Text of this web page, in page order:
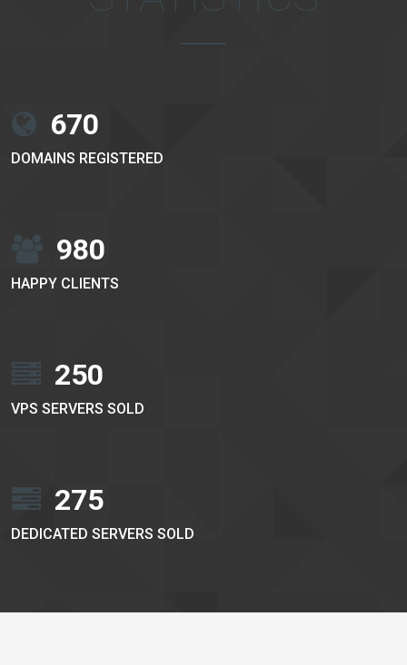
670
DOMAINS REGISTERED
980
HAPPY CLIENTS
250
VPS SERVERS SOLD
275
DEDICATED SERVERS SOLD